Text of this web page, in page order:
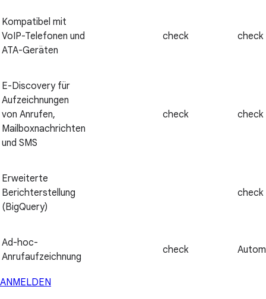
Kompatibel mit
VoIP-Telefonen und
ATA-Geräten
check check
E-Discovery für
Aufzeichnungen
von Anrufen,
Mailboxnachrichten
und SMS
check check
Erweiterte
Berichterstellung
(BigQuery)
check
Ad-hoc-
Anrufaufzeichnung
check
ANMELDEN